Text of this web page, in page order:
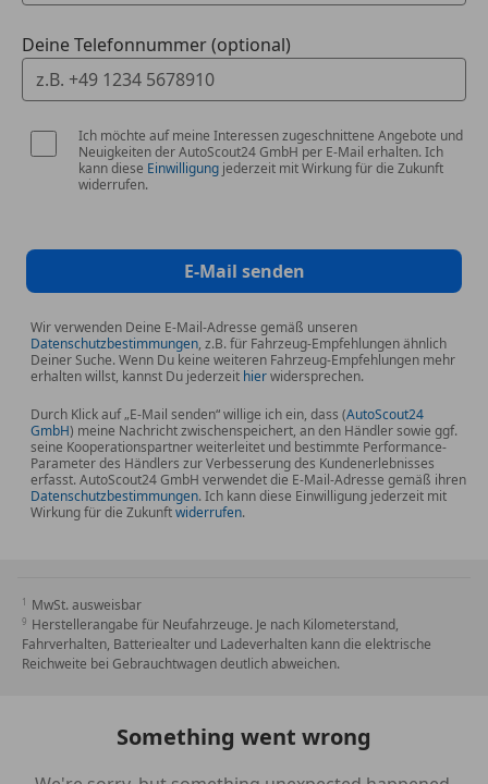
Räder
LM-Felgen 8x19 (Vielspeiche 839 I, Bicolor, BMW
Individual)
Reifenreparatur-Set
Individualumfänge
Dachreling Hochglanz Shadow-Line
Sonstiges
19" BMW Ind LMR Vielsp 839 Bicolor
Active Guard
Aktivsitz Fahrer und Beifahrer
Aktivsitz vorn links
Alarmanlage
Anhängerkupplung mit el. schwenkbarem
BMW Operating System 9
CO2-Umfang
ConnectedDrive Services
Deutsche/BA/Serviceheft
Deine Telefonnummer (optional)
Ich möchte auf meine Interessen zugeschnittene Angebote und
Neuigkeiten der AutoScout24 GmbH per E-Mail erhalten. Ich
kann diese Einwilligung jederzeit mit Wirkung für die Zukunft
widerrufen.
E-Mail senden
Wir verwenden Deine E-Mail-Adresse gemäß unseren
Datenschutzbestimmungen, z.B. für Fahrzeug-Empfehlungen ähnlich
Deiner Suche. Wenn Du keine weiteren Fahrzeug-Empfehlungen mehr
erhalten willst, kannst Du jederzeit hierwidersprechen.
Durch Klick auf „E-Mail senden“ willige ich ein, dass (AutoScout24
GmbH) meine Nachricht zwischenspeichert, an den Händler sowie ggf.
seine Kooperationspartner weiterleitet und bestimmte Performance-
Parameter des Händlers zur Verbesserung des Kundenerlebnisses
erfasst. AutoScout24 GmbH verwendet die E-Mail-Adresse gemäß ihren
Datenschutzbestimmungen. Ich kann diese Einwilligung jederzeit mit
Wirkung für die Zukunftwiderrufen.
MwSt. ausweisbar
Herstellerangabe für Neufahrzeuge. Je nach Kilometerstand,
Fahrverhalten, Batteriealter und Ladeverhalten kann die elektrische
Reichweite bei Gebrauchtwagen deutlich abweichen.
Something went wrong